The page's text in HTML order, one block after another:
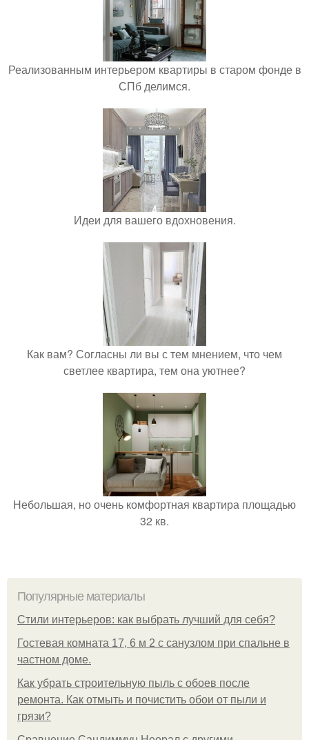
Реализованным интерьером квартиры в старом фонде в
СПб делимся.
Идеи для вашего вдохновения.
Как вам? Согласны ли вы с тем мнением, что чем
светлее квартира, тем она уютнее?
Небольшая, но очень комфортная квартира площадью
32 кв.
Популярные материалы
Стили интерьеров: как выбрать лучший для себя?
Гостевая комната 17, 6 м 2 с санузлом при спальне в
частном доме.
Как убрать строительную пыль с обоев после
ремонта. Как отмыть и почистить обои от пыли и
грязи?